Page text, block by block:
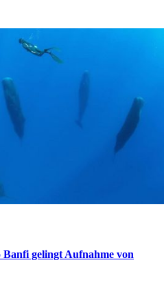
gelingt Aufnahme von